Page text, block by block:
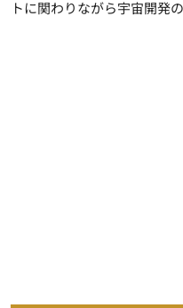
トに関わりながら宇宙開発